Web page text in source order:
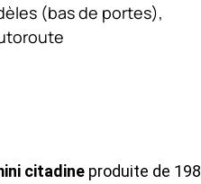
(bas de portes),
citadine produite de